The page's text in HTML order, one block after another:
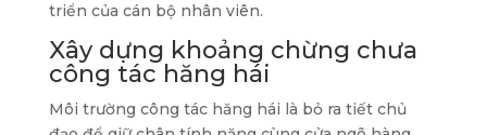
triển của cán bộ nhân viên.
Xây dựng khoảng chừng chưa
công tác hăng hái
Môi trường công tác hăng hái là bỏ ra tiết chủ